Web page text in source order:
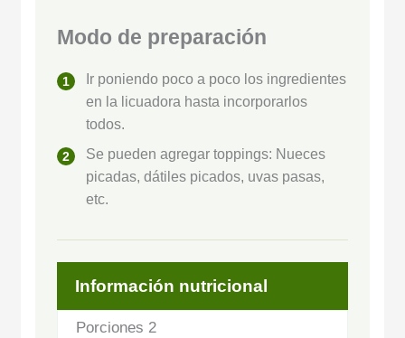
Modo de preparación
Ir poniendo poco a poco los ingredientes
en la licuadora hasta incorporarlos
todos.
Se pueden agregar toppings: Nueces
picadas, dátiles picados, uvas pasas,
etc.
Información nutricional
Porciones 2